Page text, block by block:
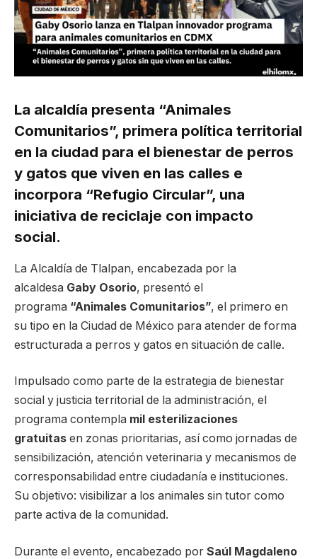
La alcaldía presenta “Animales
Comunitarios”, primera política territorial
en la ciudad para el bienestar de perros
y gatos que viven en las calles e
incorpora “Refugio Circular”, una
iniciativa de reciclaje con impacto
social.
La Alcaldía de Tlalpan, encabezada por la
alcaldesa Gaby Osorio, presentó el
programa “Animales Comunitarios”, el primero en
su tipo en la Ciudad de México para atender de forma
estructurada a perros y gatos en situación de calle.
Impulsado como parte de la estrategia de bienestar
social y justicia territorial de la administración, el
programa contempla mil esterilizaciones
gratuitas en zonas prioritarias, así como jornadas de
sensibilización, atención veterinaria y mecanismos de
corresponsabilidad entre ciudadanía e instituciones.
Su objetivo: visibilizar a los animales sin tutor como
parte activa de la comunidad.
Durante el evento, encabezado por Saúl Magdaleno